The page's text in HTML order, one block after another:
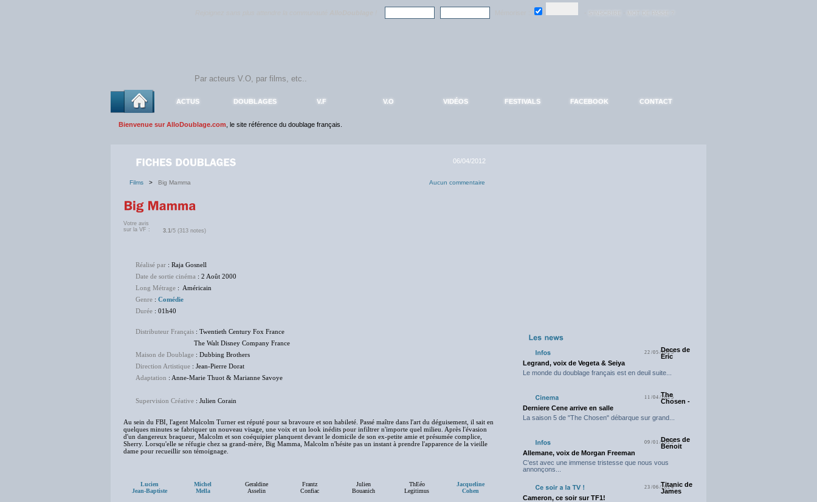
ACTUS DOUBLAGES V.F V.O VIDÉOS FESTIVALS FACEBOOK CONTACT
Bienvenue sur AlloDoublage.com , le site référence du doublage français.
06/04/2012
Films > Big Mamma Aucun commentaire
Votre avis
sur la VF :
3.1/5 (313 notes)
Réalisé par : Raja Gosnell
Date de sortie cinéma : 2 Août 2000
Long Métrage : Américain
Genre : Comédie
Durée : 01h40
Distributeur Français : Twentieth Century Fox France
The Walt Disney Company France
Maison de Doublage : Dubbing Brothers
Direction Artistique : Jean-Pierre Dorat
Adaptation : Anne-Marie Thuot & Marianne Savoye
Supervision Créative : Julien Corain
Au sein du FBI, l'agent Malcolm Turner est réputé pour sa bravoure et son habileté. Passé maître dans l'art du déguisement, il sait en
quelques minutes se fabriquer un nouveau visage, une voix et un look inédits pour infiltrer n'importe quel milieu. Après l'évasion
d'un dangereux braqueur, Malcolm et son coéquipier planquent devant le domicile de son ex-petite amie et présumée complice,
Sherry. Lorsqu'elle se réfugie chez sa grand-mère, Big Mamma, Malcolm n'hésite pas un instant à prendre l'apparence de la vieille
dame pour recueillir son témoignage.
Lucien
Jean-Baptiste
Michel
Mella
Geraldine
Asselin
Frantz
Confiac
Julien
Bouanich
ThEéo
Legitimus
Jacqueline
Cohen
22/05/2025Deces de
Eric
Legrand, voix de Vegeta & Seiya
Le monde du doublage français est en deuil suite...
11/04/2025
The
Chosen -
Derniere Cene arrive en salle
La saison 5 de "The Chosen" débarque sur grand...
09/01/2025Deces de
Benoit
Allemane, voix de Morgan Freeman
C'est avec une immense tristesse que nous vous
annonçons...
23/06/2024Titanic de
James
Cameron, ce soir sur TF1!